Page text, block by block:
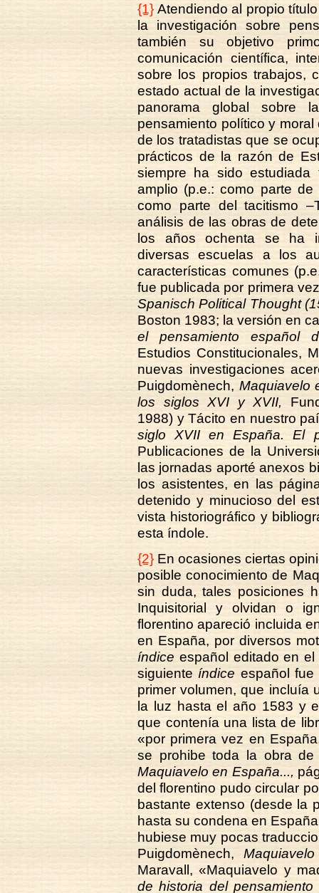
{1} Atendiendo al propio
la investigación sobre
también su objetivo
comunicación científica,
sobre los propios trabajos,
estado actual de la
panorama global sobre
pensamiento político y
de los tratadistas que se
prácticos de la razón de
siempre ha sido
amplio (p.e.: como parte
como parte del tacitismo
análisis de las obras de
los años ochenta se ha
diversas escuelas a los
características comunes
fue publicada por primera
Spanisch Political Thought
Boston 1983; la versión en
el pensamiento español
Estudios Constitucionales,
nuevas investigaciones
Puigdomènech,Maquiavelo
los siglos XVI y XVII,
1988) y Tácito en nuestro
siglo XVII en España. El
Publicaciones de la
las jornadas aporté anexos
los asistentes, en las
detenido y minucioso del
vista historiográfico y
esta índole.
{2}En ocasiones ciertas
posible conocimiento de
sin duda, tales posiciones
Inquisitorial y olvidan o
florentino apareció incluida
en España, por diversos
índice español editado en
siguiente índice español
primer volumen, que incluía
la luz hasta el año 1583 y
que contenía una lista de
«por primera vez en
se prohibe toda la obra de
Maquiavelo en España...,
del florentino pudo circular
bastante extenso (desde la
hasta su condena en
hubiese muy pocas
Puigdomènech,
Maravall, «Maquiavelo y
de historia del pensamiento